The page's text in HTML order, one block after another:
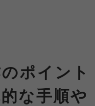
ポイント
な手順や